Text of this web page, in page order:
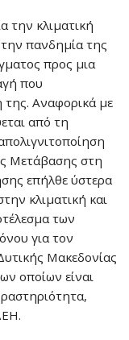
την κλιματική
πανδημία της
προς μια
που
της. Αναφορικά με
από τη
Μετάβασης στη
επήλθε ύστερα
κλιματική και
των
για τον
Μακεδονίας
οποίων είναι